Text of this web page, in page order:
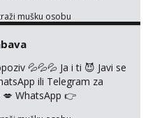
WhatsApp 👉
🤬NE RADIM SASTANKE I
mušku osobu
💦💦💦 Ja i ti 😈 Javi se
ili Telegram za
WhatsApp 👉